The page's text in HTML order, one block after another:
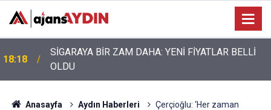
17:17
Nazilli’de motosiklet kazası: 28 yaşındaki sürücü
hayatını kaybetti
Anasayfa Aydın Haberleri
Çerçioğlu: ‘Her zaman